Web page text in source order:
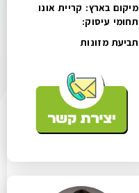
מיקום בארץ: קריית אונו
תחומי עיסוק:
תביעת מזונות